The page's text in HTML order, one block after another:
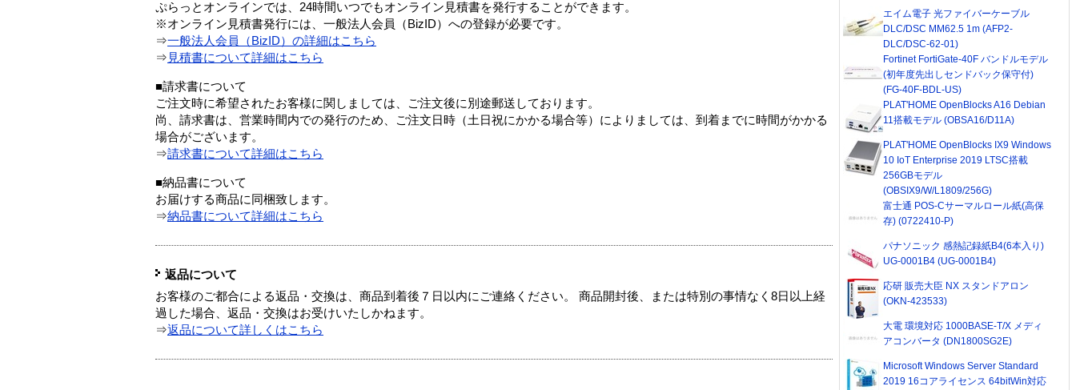
ぷらっとオンラインでは、24時間いつでもオンライン見積書を発行することができます。
※オンライン見積書発行には、一般法人会員（BizID）への登録が必要です。
⇒一般法人会員（BizID）の詳細はこちら
⇒ 見積書について詳細はこちら
■請求書について
ご注文時に希望されたお客様に関しましては、ご注文後に別途郵送しております。
尚、請求書は、営業時間内での発行のため、ご注文日時（土日祝にかかる場合等）によりましては、到着までに時間がかかる
場合がございます。
⇒請求書について詳細はこちら
■納品書について
お届けする商品に同梱致します。
⇒納品書について詳細はこちら
返品について
お客様のご都合による返品・交換は、商品到着後７日以内にご連絡ください。 商品開封後、または特別の事情なく8日以上経
過した場合、返品・交換はお受けいたしかねます。
⇒返品について詳しくはこちら
エイム電子 光ファイバーケーブル
DLC/DSC MM62.5 1m (AFP2-
DLC/DSC-62-01)
Fortinet FortiGate-40F バンドルモデル
(初年度先出しセンドバック保守付)
(FG-40F-BDL-US)
PLAT'HOME OpenBlocks A16 Debian
11搭載モデル (OBSA16/D11A)
PLAT'HOME OpenBlocks IX9 Windows
10 IoT Enterprise 2019 LTSC搭載
256GBモデル
(OBSIX9/W/L1809/256G)
富士通 POS-Cサーマルロール紙(高保
存) (0722410-P)
パナソニック 感熱記録紙B4(6本入り)
UG-0001B4 (UG-0001B4)
応研 販売大臣 NX スタンドアロン
(OKN-423533)
大電 環境対応 1000BASE-T/X メディ
アコンバータ (DN1800SG2E)
Microsoft Windows Server Standard
2019 16コアライセンス 64bitWin対応